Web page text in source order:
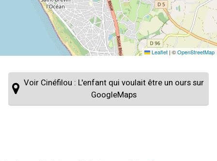
Leaflet | ©OpenStreetMap
Voir Cinéfilou : L'enfant qui voulait être un ours sur
GoogleMaps